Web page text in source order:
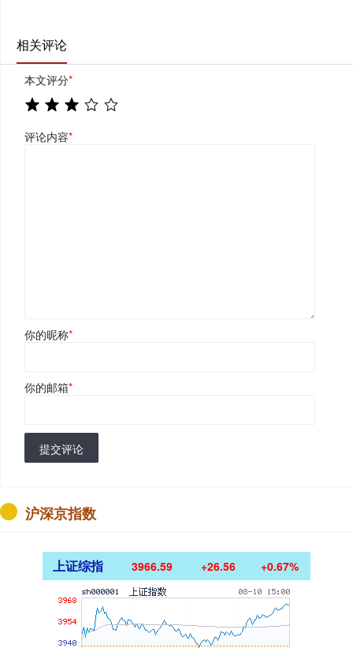
相关评论
本文评分*
评论内容*
你的昵称*
你的邮箱*
提交评论
沪深京指数
上证综指 3966.59 +26.56 +0.67%